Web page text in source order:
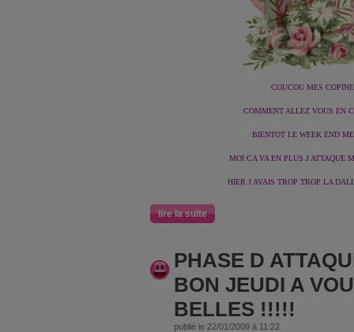
COUCOU MES
COMMENT ALLEZ VOUS EN
BIENTOT LE WEEK END
MOI CA VA EN PLUS J ATTAQUE
HIER J AVAIS TROP TROP LA
lire la suite
PHASE D
BON JEUDI A
BELLES !!!!!
publié le 22/01/2009 à 11:22